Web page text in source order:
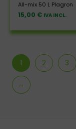
All-mix 50 L Plagron
15,00 € IVA INCL.
1 2 3
→